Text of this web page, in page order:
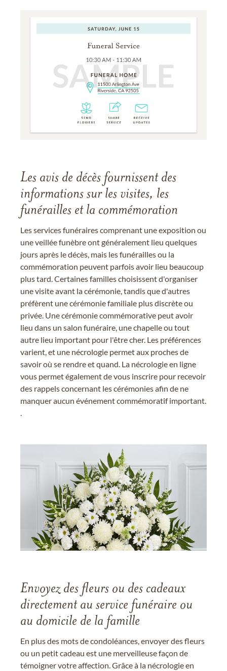
Les avis de décès fournissent des
informations sur les visites, les
funérailles et la commémoration
Les services funéraires comprenant une exposition ou
une veillée funèbre ont généralement lieu quelques
jours après le décès, mais les funérailles ou la
commémoration peuvent parfois avoir lieu beaucoup
plus tard. Certaines familles choisissent d'organiser
une visite avant la cérémonie, tandis que d'autres
préfèrent une cérémonie familiale plus discrète ou
privée. Une cérémonie commémorative peut avoir
lieu dans un salon funéraire, une chapelle ou tout
autre lieu important pour l'être cher. Les préférences
varient, et une nécrologie permet aux proches de
savoir où se rendre et quand. La nécrologie en ligne
vous permet également de vous inscrire pour recevoir
des rappels concernant les cérémonies afin de ne
manquer aucun événement commémoratif important.
Envoyez des fleurs ou des cadeaux
directement au service funéraire ou
au domicile de la famille
En plus des mots de condoléances, envoyer des fleurs
ou un petit cadeau est une merveilleuse façon de
témoigner votre affection. Grâce à la nécrologie en